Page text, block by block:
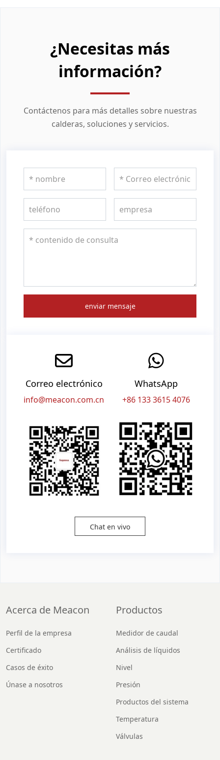
¿Necesitas más
información?
Contáctenos para más detalles sobre nuestras
calderas, soluciones y servicios.
enviar mensaje
Correo electrónico
info@meacon.com.cn
WhatsApp
+86 133 3615 4076
Chat en vivo
Acerca de Meacon
Perfil de la empresa
Certificado
Casos de éxito
Únase a nosotros
Productos
Medidor de caudal
Análisis de líquidos
Nivel
Presión
Productos del sistema
Temperatura
Válvulas